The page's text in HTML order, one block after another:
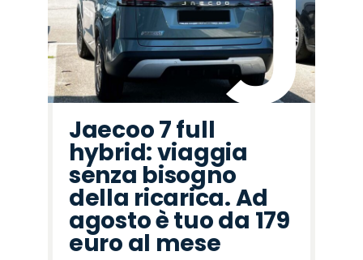
Jaecoo 7 full
hybrid: viaggia
senza bisogno
della ricarica. Ad
agosto è tuo da 179
euro al mese